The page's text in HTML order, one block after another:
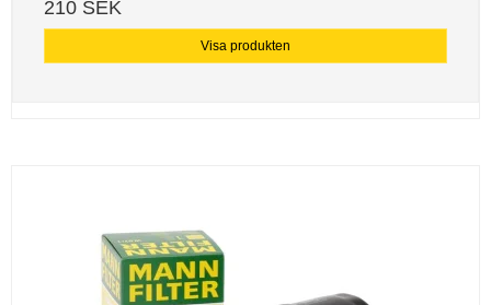
210 SEK
Visa produkten